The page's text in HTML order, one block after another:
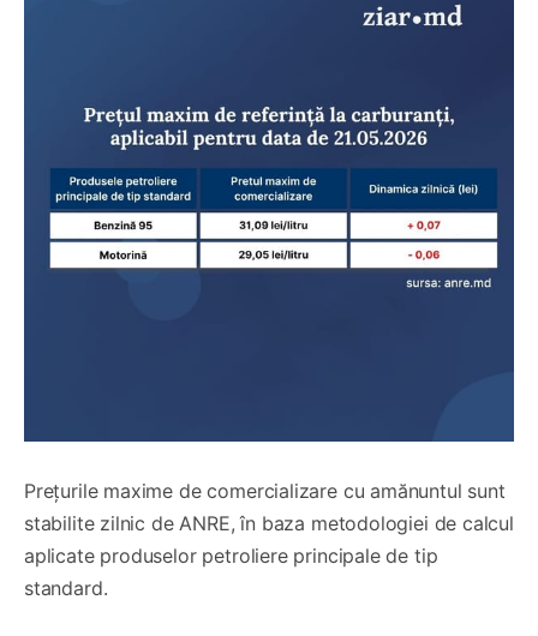
Prețurile maxime de comercializare cu amănuntul sunt
stabilite zilnic de ANRE, în baza metodologiei de calcul
aplicate produselor petroliere principale de tip
standard.